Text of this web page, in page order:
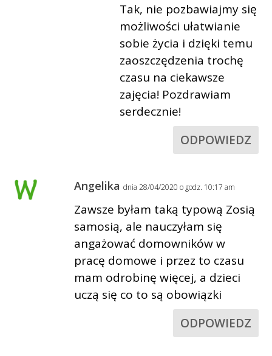
Tak, nie pozbawiajmy się
możliwości ułatwianie
sobie życia i dzięki temu
zaoszczędzenia trochę
czasu na ciekawsze
zajęcia! Pozdrawiam
serdecznie!
ODPOWIEDZ
Angelika dnia 28/04/2020 o godz. 10:17 am
Zawsze byłam taką typową Zosią
samosią, ale nauczyłam się
angażować domowników w
pracę domowe i przez to czasu
mam odrobinę więcej, a dzieci
uczą się co to są obowiązki
ODPOWIEDZ